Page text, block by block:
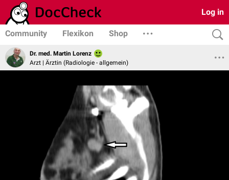
Log in
Community Flexikon Shop
Dr. med. Martin Lorenz
Arzt | Ärztin (Radiologie - allgemein)